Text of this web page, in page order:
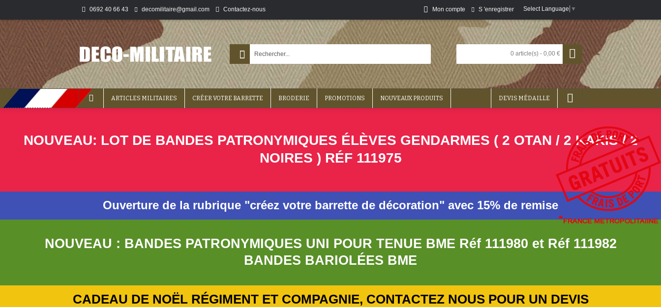
0692 40 66 43 decomilitaire@gmail.com Contactez-nous Mon compte S 'enregistrer Select Language ▼
0 article(s) - 0,00 €
ARTICLES MILITAIRES CRÉER VOTRE BARRETTE BRODERIE PROMOTIONS NOUVEAUX PRODUITS DEVIS MÉDAILLE
NOUVEAU: LOT DE BANDES PATRONYMIQUES ÉLÈVES GENDARMES ( 2 OTAN / 2 KAKIS / 2
NOIRES ) RÉF 111975
Ouverture de la rubrique "créez votre barrette de décoration" avec 15% de remise
NOUVEAU : BANDES PATRONYMIQUES UNI POUR TENUE BME Réf 111980 et Réf 111982
BANDES BARIOLÉES BME
CADEAU DE NOËL RÉGIMENT ET COMPAGNIE, CONTACTEZ NOUS POUR UN DEVIS